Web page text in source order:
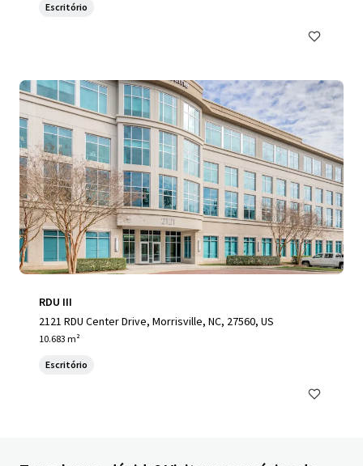
Escritório
RDU III
2121 RDU Center Drive, Morrisville, NC, 27560, US
10.683 m²
Escritório